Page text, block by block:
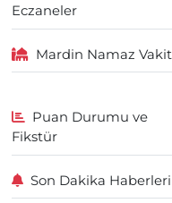
Eczaneler
Mardin Namaz
Puan Durumu ve
Fikstür
Son Dakika Haberleri